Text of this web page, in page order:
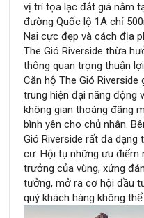
vị trí tọa lạc đắt giá nằm
đường Quốc lộ 1A chỉ
Nai cực đẹp và cách địa
The Gió Riverside thừa
thông quan trọng thuận
Căn hộ The Gió
trung hiện đại năng động
không gian thoáng đãng
bình yên cho chủ nhân.
Gió Riverside rất đa dạng
cư. Hội tụ những ưu điểm
trưởng của vùng, xứng
tưởng, mở ra cơ hội đầu
quý khách hàng không